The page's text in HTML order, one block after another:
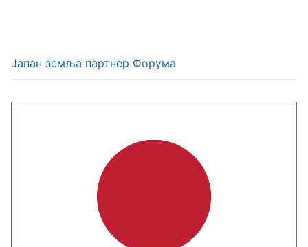
Јапан земља партнер Форума